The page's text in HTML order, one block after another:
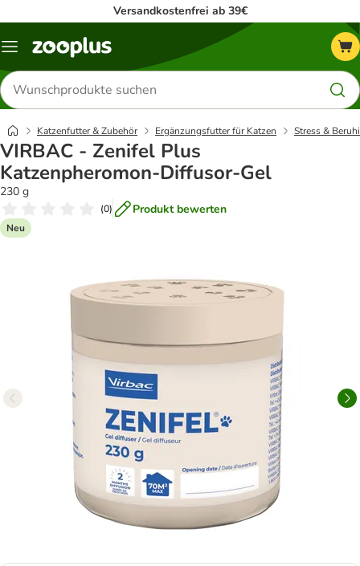
Versandkostenfrei ab 39€
Menü
Produkte
suchen
Katzenfutter & Zubehör Ergänzungsfutter für Katzen Stress &
VIRBAC - Zenifel Plus
Katzenpheromon-Diffusor-Gel
230 g
(0) Produkt bewerten
Neu